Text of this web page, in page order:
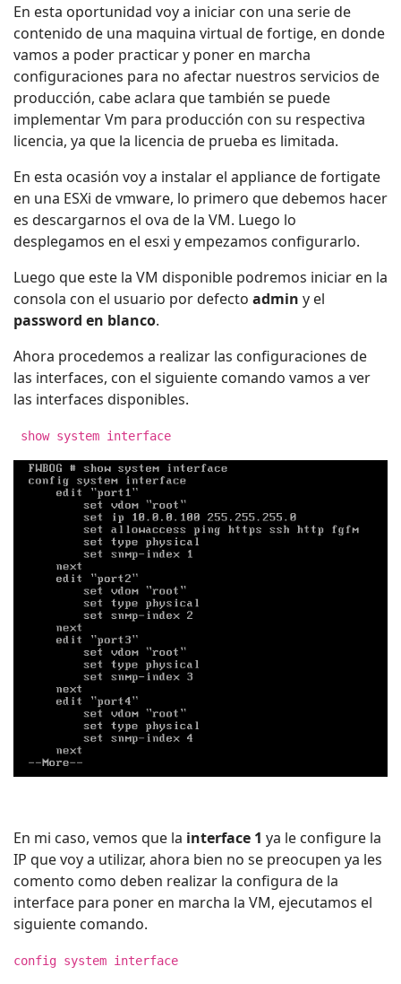
En esta oportunidad voy a iniciar con una serie de
contenido de una maquina virtual de fortige, en donde
vamos a poder practicar y poner en marcha
configuraciones para no afectar nuestros servicios de
producción, cabe aclara que también se puede
implementar Vm para producción con su respectiva
licencia, ya que la licencia de prueba es limitada.
En esta ocasión voy a instalar el appliance de fortigate
en una ESXi de vmware, lo primero que debemos hacer
es descargarnos el ova de la VM. Luego lo
desplegamos en el esxi y empezamos configurarlo.
Luego que este la VM disponible podremos iniciar en la
consola con el usuario por defecto admin y el
password en blanco.
Ahora procedemos a realizar las configuraciones de
las interfaces, con el siguiente comando vamos a ver
las interfaces disponibles.
show system interface
En mi caso, vemos que la interface 1 ya le configure la
IP que voy a utilizar, ahora bien no se preocupen ya les
comento como deben realizar la configura de la
interface para poner en marcha la VM, ejecutamos el
siguiente comando.
config system interface